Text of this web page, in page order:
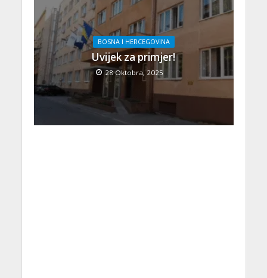
BOSNA I HERCEGOVINA
Uvijek za primjer!
28 Oktobra, 2025